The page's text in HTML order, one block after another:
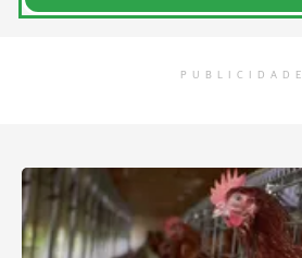
PUBLICIDADE